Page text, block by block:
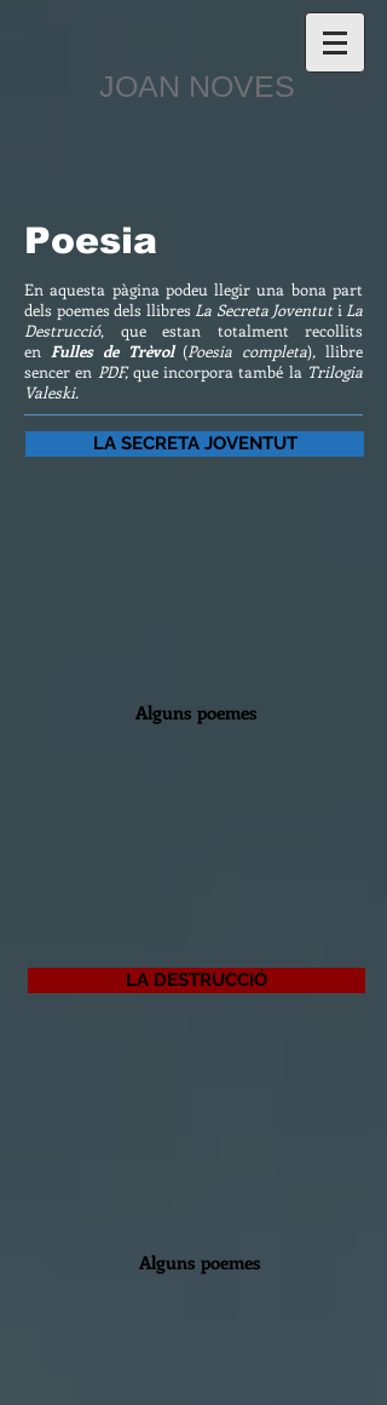
JOAN NOVES
Poesia
En aquesta pàgina podeu llegir una bona part
dels poemes dels llibres La Secreta Joventuti La
Destrucció, que estan totalment recollits
en Fulles de Trèvol(Poesia completa),llibre
sencer en PDF,que incorpora també la Trilogia
Valeski.
LA SECRETA JOVENTUT
Alguns poemes
LA DESTRUCCIÓ
Alguns poemes